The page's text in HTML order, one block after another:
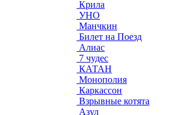
Крила
УНО
Манчкин
Билет на Поезд
Алиас
7 чудес
КАТАН
Монополия
Каркассон
Взрывные котята
Азул